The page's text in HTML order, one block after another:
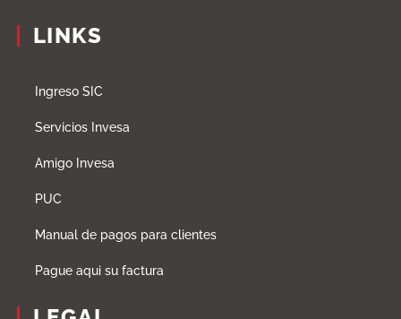
LINKS
Ingreso SIC
Servicios Invesa
Amigo Invesa
PUC
Manual de pagos para clientes
Pague aqui su factura